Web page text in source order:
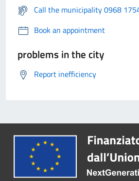
Call the municipality 0968
Book an appointment
problems in the city
Report inefficiency